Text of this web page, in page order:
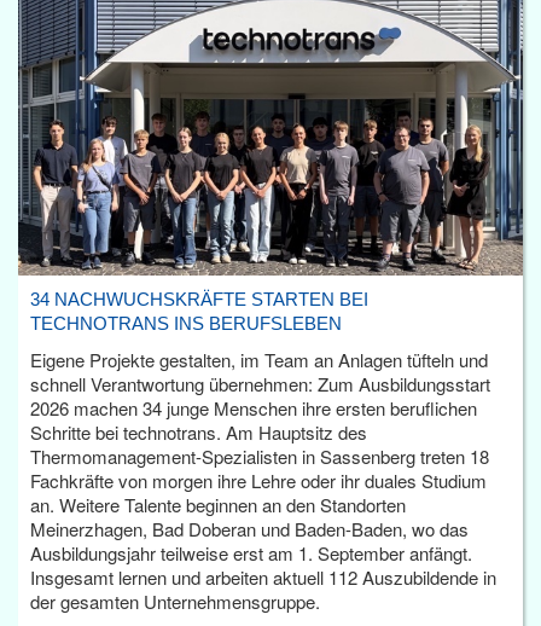
34 NACHWUCHSKRÄFTE STARTEN BEI
TECHNOTRANS INS BERUFSLEBEN
Eigene Projekte gestalten, im Team an Anlagen tüfteln und
schnell Verantwortung übernehmen: Zum Ausbildungsstart
2026 machen 34 junge Menschen ihre ersten beruflichen
Schritte bei technotrans. Am Hauptsitz des
Thermomanagement-Spezialisten in Sassenberg treten 18
Fachkräfte von morgen ihre Lehre oder ihr duales Studium
an. Weitere Talente beginnen an den Standorten
Meinerzhagen, Bad Doberan und Baden-Baden, wo das
Ausbildungsjahr teilweise erst am 1. September anfängt.
Insgesamt lernen und arbeiten aktuell 112 Auszubildende in
der gesamten Unternehmensgruppe.